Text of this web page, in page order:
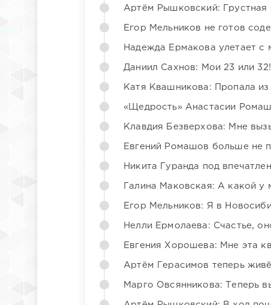
Артём Рышковский: Грустная
Егор Мельников не готов
Надежда Ермакова улетает
Даниил Сахнов: Мои 23 или 32!
Катя Квашникова: Пропала из
«Щедрость» Анастасии
Клавдия Безверхова: Мне
Евгений Ромашов больше не
Никита Гуранда под
Галина Маковская: А какой у
Егор Мельников: Я в
Нелли Ермолаева: Счастье,
Евгения Хорошева: Мне эта
Артём Герасимов теперь
Марго Овсянникова: Теперь